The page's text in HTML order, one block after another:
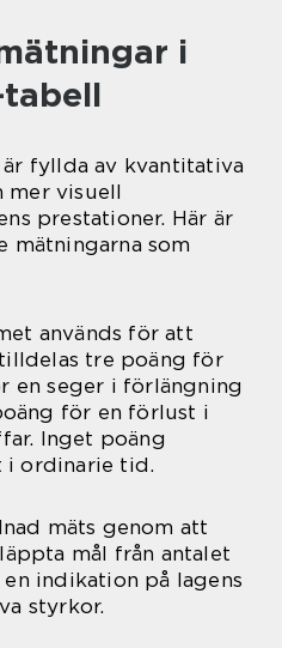
i
tabell
fyllda av kvantitativa
mer visuell
prestationer. Här är
mätningarna som
används för att
tre poäng för
en seger i förlängning
för en förlust i
Inget poäng
i ordinarie tid.
mäts genom att
mål från antalet
indikation på lagens
styrkor.